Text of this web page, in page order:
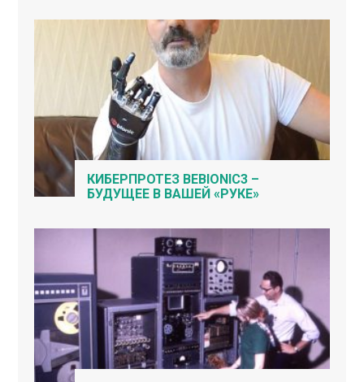
КИБЕРПРОТЕЗ BEBIONIC3 –
БУДУЩЕЕ В ВАШЕЙ «РУКЕ»